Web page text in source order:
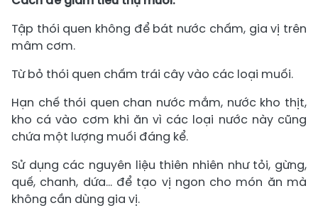
Tập thói quen không để bát nước chấm, gia vị trên
mâm cơm.
Từ bỏ thói quen chấm trái cây vào các loại muối.
Hạn chế thói quen chan nước mắm, nước kho thịt,
kho cá vào cơm khi ăn vì các loại nước này cũng
chứa một lượng muối đáng kể.
Sử dụng các nguyên liệu thiên nhiên như tỏi, gừng,
quế, chanh, dứa... để tạo vị ngon cho món ăn mà
không cần dùng gia vị.